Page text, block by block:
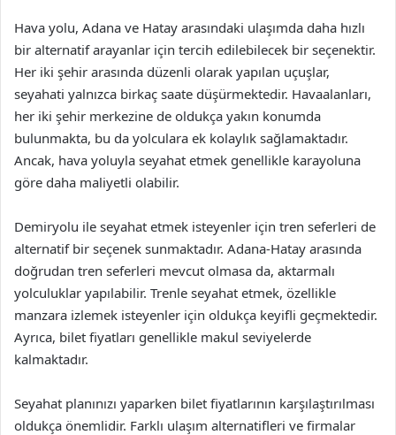
Hava yolu, Adana ve Hatay arasındaki ulaşımda daha hızlı
bir alternatif arayanlar için tercih edilebilecek bir seçenektir.
Her iki şehir arasında düzenli olarak yapılan uçuşlar,
seyahati yalnızca birkaç saate düşürmektedir. Havaalanları,
her iki şehir merkezine de oldukça yakın konumda
bulunmakta, bu da yolculara ek kolaylık sağlamaktadır.
Ancak, hava yoluyla seyahat etmek genellikle karayoluna
göre daha maliyetli olabilir.
Demiryolu ile seyahat etmek isteyenler için tren seferleri de
alternatif bir seçenek sunmaktadır. Adana-Hatay arasında
doğrudan tren seferleri mevcut olmasa da, aktarmalı
yolculuklar yapılabilir. Trenle seyahat etmek, özellikle
manzara izlemek isteyenler için oldukça keyifli geçmektedir.
Ayrıca, bilet fiyatları genellikle makul seviyelerde
kalmaktadır.
Seyahat planınızı yaparken bilet fiyatlarının karşılaştırılması
oldukça önemlidir. Farklı ulaşım alternatifleri ve firmalar